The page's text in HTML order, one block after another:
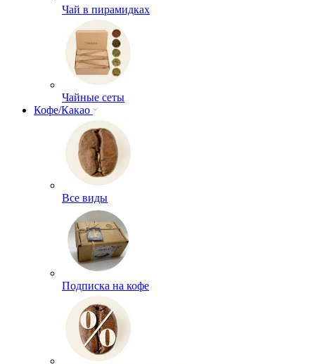
Чай в пирамидках
Чайные сеты
Кофе/Какао
Все виды
Подписка на кофе